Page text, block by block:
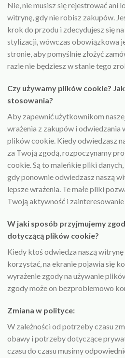
Nie, nie musisz się rejestrować ani
witrynę, gdy nie robisz zakupów.
krok do przodu i zdecydujesz się
stylizacji, wówczas obowiązkowa
stronie, aby pomyślnie złożyć
razie nie będziesz w stanie tego
Czy używamy plików cookie?
stosowania?
Aby zapewnić użytkownikom
wrażenia z zakupów i odwiedzania
plików cookie. Kiedy odwiedzasz
za Twoją zgodą, rozpoczynamy
cookie. Są to maleńkie pliki
gdy ponownie odwiedzasz naszą
lepsze wrażenia. Te małe pliki
Twoją aktywność i
W jaki sposób przyjmujemy
dotyczącą plików cookie?
Kiedy ktoś odwiedza naszą witrynę
korzystać, na ekranie pojawia się
wyrażenie zgody na używanie
zgody może on bezproblemowo
Zmiana w polityce:
W zależności od potrzeby czasu
obawy i potrzeby dotyczące
czasu do czasu musimy